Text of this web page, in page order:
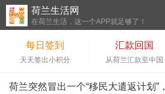
荷兰生活网
在荷兰生活，这一个APP就足够了！
每日签到
天天签出小积分
汇款回国
从荷兰汇款至中国
荷兰突然冒出一个“移民大遣返计划”，